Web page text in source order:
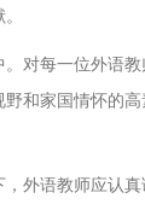
对每一位外语
和家国情怀的高
外语教师应认